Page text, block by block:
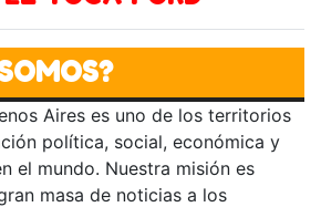
Aires es uno de los territorios
política, social, económica y
el mundo. Nuestra misión es
masa de noticias a los